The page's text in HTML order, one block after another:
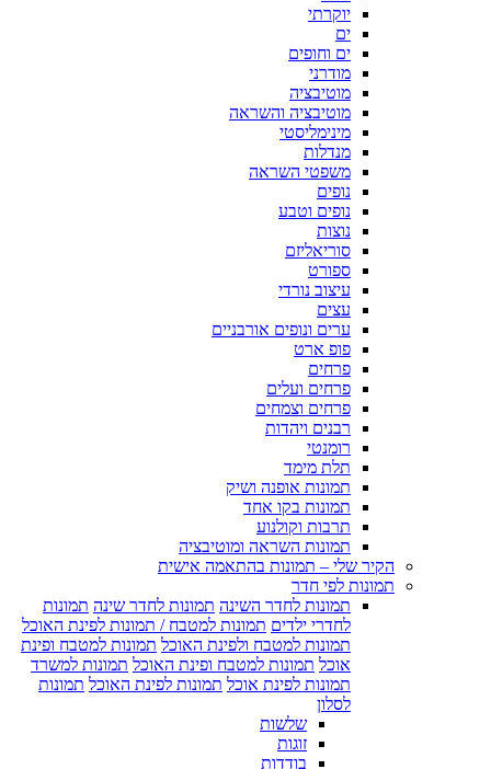
יוקרתי
ים
ים וחופים
מודרני
מוטיבציה
מוטיבציה והשראה
מינימליסטי
מנדלות
משפטי השראה
נופים
נופים וטבע
נוצות
סוריאליזם
ספורט
עיצוב נורדי
עצים
ערים ונופים אורבניים
פופ ארט
פרחים
פרחים ועלים
פרחים וצמחים
רבנים ויהדות
רומנטי
תלת מימד
תמונות אופנה ושיק
תמונות בקו אחד
תרבות וקולנוע
תמונות השראה ומוטיבציה
הקיר שלי – תמונות בהתאמה אישית
תמונות לפי חדר
תמונות לחדר השינה תמונות לחדר שינה תמונות
לחדרי ילדים תמונות למטבח / תמונות לפינת האוכל
תמונות למטבח ולפינת האוכל תמונות למטבח ופינת
אוכל תמונות למטבח ופינת האוכל תמונות למשרד
תמונות לפינת אוכל תמונות לפינת האוכל תמונות
לסלון
שלשות
זוגות
בודדות